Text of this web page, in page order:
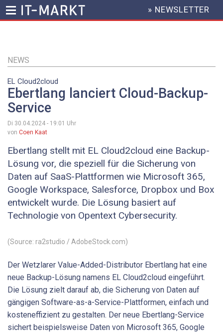
Inhalt
HEADER
MENU
» NEWSLETTER
NEWS
EL Cloud2cloud
Ebertlang lanciert Cloud-Backup-
Service
Di 30.04.2024 - 19:01 Uhr
von Coen Kaat
Ebertlang stellt mit EL Cloud2cloud eine Backup-
Lösung vor, die speziell für die Sicherung von
Daten auf SaaS-Plattformen wie Microsoft 365,
Google Workspace, Salesforce, Dropbox und Box
entwickelt wurde. Die Lösung basiert auf
Technologie von Opentext Cybersecurity.
(Source: ra2studio / AdobeStock.com)
Der Wetzlarer Value-Added-Distributor Ebertlang hat eine
neue Backup-Lösung namens EL Cloud2cloud eingeführt.
Die Lösung zielt darauf ab, die Sicherung von Daten auf
gängigen Software-as-a-Service-Plattformen, einfach und
kosteneffizient zu gestalten. Der neue Ebertlang-Service
sichert beispielsweise Daten von Microsoft 365, Google